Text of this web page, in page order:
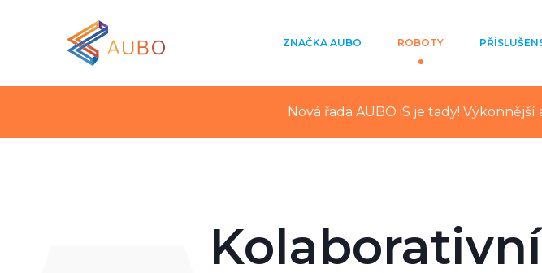
ZNAČKA AUBO ROBOTY
Nová řada AUBO iS je tady!